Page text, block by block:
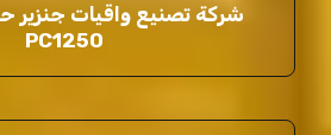
شركة تصنيع واقيات جنزير
PC1250